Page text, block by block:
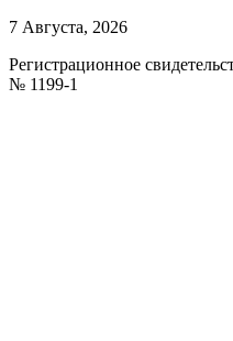
7 Августа, 2026
Регистрационное
№ 1199-1